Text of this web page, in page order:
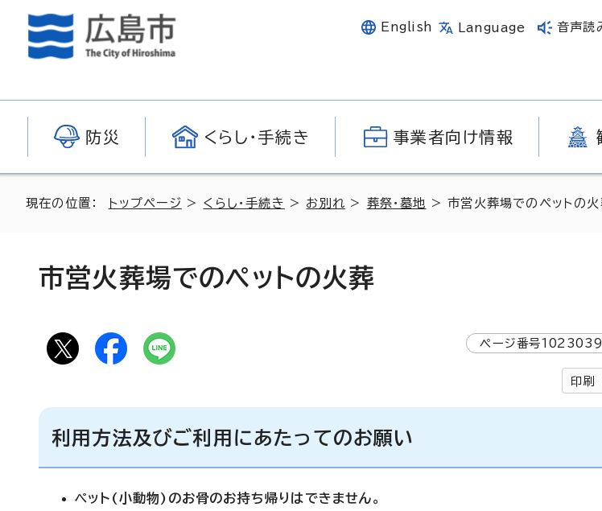
English Language 音声読
防災 くらし・手続き 事業者向け情報
現在の位置： トップページ > くらし・手続き > お別れ > 葬祭・墓地 > 市営火葬場でのペットの火
市営火葬場でのペットの火葬
ページ番号1023039
印刷
利用方法及びご利用にあたってのお願い
ペット(小動物)のお骨のお持ち帰りはできません。